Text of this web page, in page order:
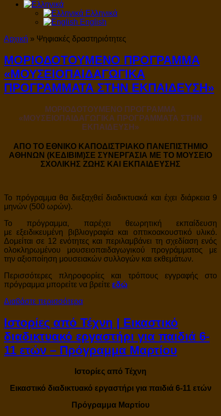
Ελληνικά
English
Αρχική » Ψηφιακές δραστηριότητες
ΜΟΡΙΟΔΟΤΟΥΜΕΝΟ ΠΡΟΓΡΑΜΜΑ
«ΜΟΥΣΕΙΟΠΑΙΔΑΓΩΓΙΚΑ
ΠΡΟΓΡΑΜΜΑΤΑ ΣΤΗΝ ΕΚΠΑΙΔΕΥΣΗ»
ΜΟΡΙΟΔΟΤΟΥΜΕΝΟ ΠΡΟΓΡΑΜΜΑ
«ΜΟΥΣΕΙΟΠΑΙΔΑΓΩΓΙΚΑ ΠΡΟΓΡΑΜΜΑΤΑ ΣΤΗΝ
ΕΚΠΑΙΔΕΥΣΗ»
ΑΠΟ ΤΟ ΕΘΝΙΚΟ ΚΑΠΟΔΙΣΤΡΙΑΚΟ ΠΑΝΕΠΙΣΤΗΜΙΟ
ΑΘΗΝΩΝ (ΚΕΔΙΒΙΜ)ΣΕ ΣΥΝΕΡΓΑΣΙΑ ΜΕ ΤΟ ΜΟΥΣΕΙΟ
ΣΧΟΛΙΚΗΣ ΖΩΗΣ ΚΑΙ ΕΚΠΑΙΔΕΥΣΗΣ
Το πρόγραμμα θα διεξαχθεί διαδικτυακά και έχει διάρκεια 9
μηνών (500 ωρών).
Το πρόγραμμα, παρέχει θεωρητική εκπαίδευση
με εξειδικευμένη βιβλιογραφία και οπτικοακουστικό υλικό.
Δομείται σε 12 ενότητες και περιλαμβάνει τη σχεδίαση ενός
ολοκληρωμένου μουσειοπαιδαγωγικού προγράμματος με
την αξιοποίηση μουσειακών συλλογών και εκθεμάτων.
Περισσότερες πληροφορίες και τρόπους εγγραφής στο
πρόγραμμα μπορείτε να βρείτε εδώ
Διαβάστε περισσότερα
Ιστορίες από Τέχνη | Εικαστικό
διαδικτυακό εργαστήρι για παιδιά 6-
11 ετών – Πρόγραμμα Μαρτίου
Ιστορίες από Τέχνη
Εικαστικό διαδικτυακό εργαστήρι για παιδιά 6-11 ετών
Πρόγραμμα Μαρτίου